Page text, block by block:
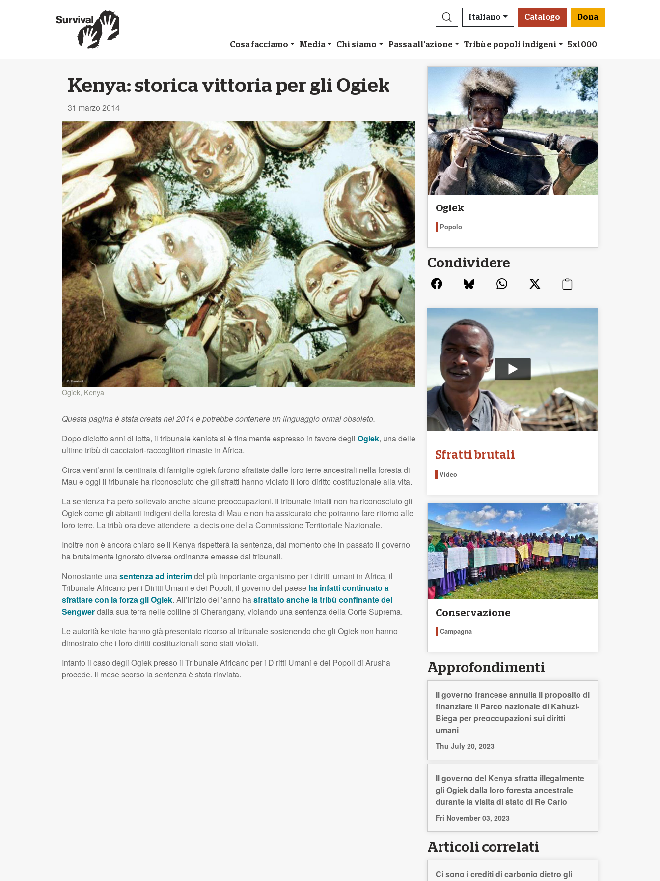
Italiano Catalogo Dona
Cosa facciamo Media Chi siamo Passa all'azione Tribù e popoli indigeni 5x1000
Kenya: storica vittoria per gli Ogiek
31 marzo 2014
Ogiek, Kenya
Questa pagina è stata creata nel 2014 e potrebbe contenere un linguaggio ormai obsoleto.
Dopo diciotto anni di lotta, il tribunale keniota si è finalmente espresso in favore degli Ogiek, una delle
ultime tribù di cacciatori-raccoglitori rimaste in Africa.
Circa vent’anni fa centinaia di famiglie ogiek furono sfrattate dalle loro terre ancestrali nella foresta di
Mau e oggi il tribunale ha riconosciuto che gli sfratti hanno violato il loro diritto costituzionale alla vita.
La sentenza ha però sollevato anche alcune preoccupazioni. Il tribunale infatti non ha riconosciuto gli
Ogiek come gli abitanti indigeni della foresta di Mau e non ha assicurato che potranno fare ritorno alle
loro terre. La tribù ora deve attendere la decisione della Commissione Territoriale Nazionale.
Inoltre non è ancora chiaro se il Kenya rispetterà la sentenza, dal momento che in passato il governo
ha brutalmente ignorato diverse ordinanze emesse dai tribunali.
Nonostante unasentenza ad interimdel più importante organismo per i diritti umani in Africa, il
Tribunale Africano per i Diritti Umani e dei Popoli, il governo del paese ha infatti continuato a
sfrattare con la forza gli Ogiek. All’inizio dell’anno hasfrattato anche la tribù confinante dei
Sengwerdalla sua terra nelle colline di Cherangany, violando una sentenza della Corte Suprema.
Le autorità keniote hanno già presentato ricorso al tribunale sostenendo che gli Ogiek non hanno
dimostrato che i loro diritti costituzionali sono stati violati.
Intanto il caso degli Ogiek presso il Tribunale Africano per i Diritti Umani e dei Popoli di Arusha
procede. Il mese scorso la sentenza è stata rinviata.
Ogiek
Popolo
Condividere
Sfratti brutali
Video
Conservazione
Campagna
Approfondimenti
Il governo francese annulla il proposito di
finanziare il Parco nazionale di Kahuzi-
Biega per preoccupazioni sui diritti
umani
Thu July 20, 2023
Il governo del Kenya sfratta illegalmente
gli Ogiek dalla loro foresta ancestrale
durante la visita di stato di Re Carlo
Fri November 03, 2023
Articoli correlati
Ci sono i crediti di carbonio dietro gli